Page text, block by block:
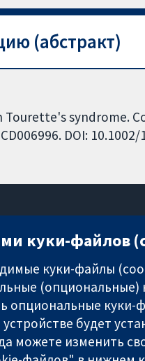
(абстракт)
Tourette's syndrome.
DOI:
11-13 Cavendish Square
W1G 0AN
United Kingdom
куки-файлов
куки-файлы
опциональные
будет
можете изменить